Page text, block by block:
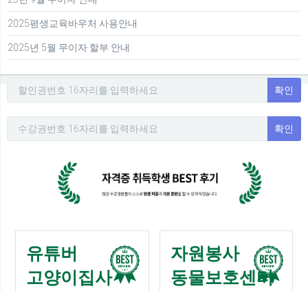
2025평생교육바우처 사용안내
2025년 5월 무이자 할부 안내
확인
확인
유튜버
고양이집사
자원봉사
동물보호센터